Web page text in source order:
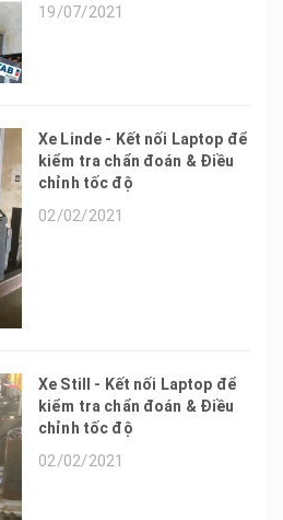
19/07/2021
Xe Linde - Kết nối Laptop để
kiểm tra chẩn đoán & Điều
chỉnh tốc độ
02/02/2021
Xe Still - Kết nối Laptop để
kiểm tra chẩn đoán & Điều
chỉnh tốc độ
02/02/2021